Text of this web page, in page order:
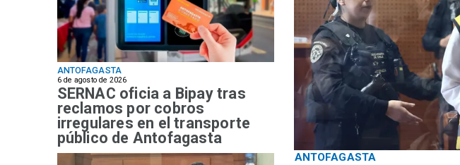
ANTOFAGASTA
6 de agosto de 2026
SERNAC oficia a Bipay tras
reclamos por cobros
irregulares en el transporte
público de Antofagasta
ANTOFAGASTA